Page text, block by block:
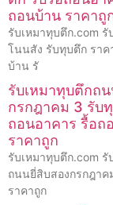
ถอนบ้าน ราคาถู
รับเหมาทุบตึก.com รั
โนนสัง รับทุบตึก ราค
บ้าน รั
รับเหมาทุบตึกถ
กรกฎาคม 3 รับ
ถอนอาคาร รื้อถ
ราคาถูก
รับเหมาทุบตึก.com รั
ถนนยี่สิบสองกรกฎา
ราคาถูก